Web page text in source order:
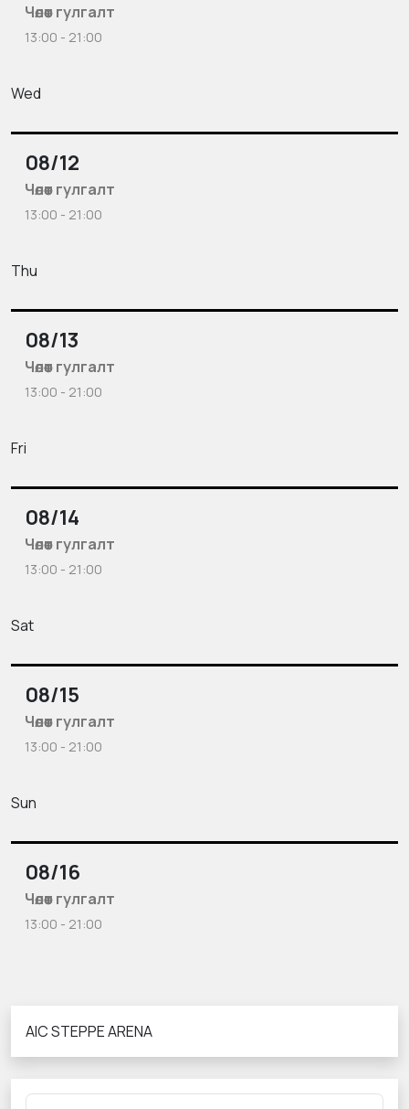
Чөлөөт гулгалт
13:00 - 21:00
Wed
08/12
Чөлөөт гулгалт
13:00 - 21:00
Thu
08/13
Чөлөөт гулгалт
13:00 - 21:00
Fri
08/14
Чөлөөт гулгалт
13:00 - 21:00
Sat
08/15
Чөлөөт гулгалт
13:00 - 21:00
Sun
08/16
Чөлөөт гулгалт
13:00 - 21:00
AIC STEPPE ARENA